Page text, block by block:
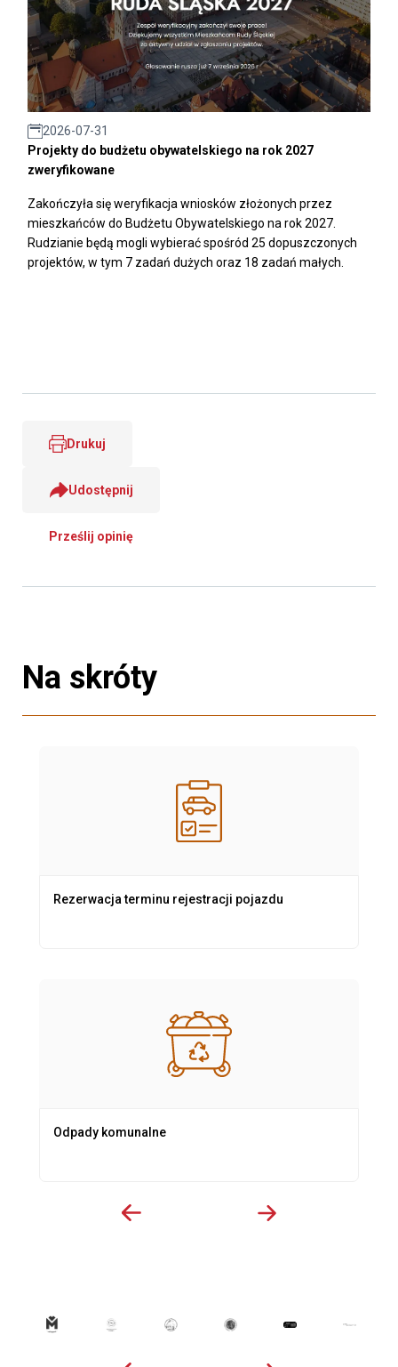
2026-07-31
Projekty do budżetu obywatelskiego na rok 2027
zweryfikowane
Zakończyła się weryfikacja wniosków złożonych przez
mieszkańców do Budżetu Obywatelskiego na rok 2027.
Rudzianie będą mogli wybierać spośród 25 dopuszczonych
projektów, w tym 7 zadań dużych oraz 18 zadań małych.
Drukuj
Udostępnij
Prześlij opinię
Na skróty
Rezerwacja terminu rejestracji pojazdu
Odpady komunalne